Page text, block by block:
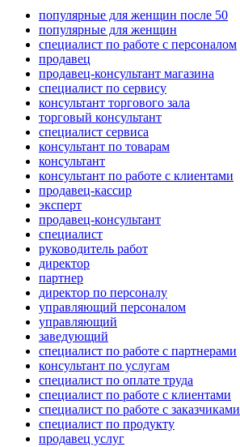
популярные для женщин после 50
популярные для женщин
специалист по работе с персоналом
продавец
продавец-консультант магазина
специалист по сервису
консультант торгового зала
торговый консультант
специалист сервиса
консультант по товарам
консультант
консультант по работе с клиентами
продавец-кассир
эксперт
продавец-консультант
специалист
руководитель работ
директор
партнер
директор по персоналу
управляющий персоналом
управляющий
заведующий
специалист по работе с партнерами
консультант по услугам
специалист по оплате труда
специалист по работе с клиентами
специалист по работе с заказчиками
специалист по продукту
продавец услуг